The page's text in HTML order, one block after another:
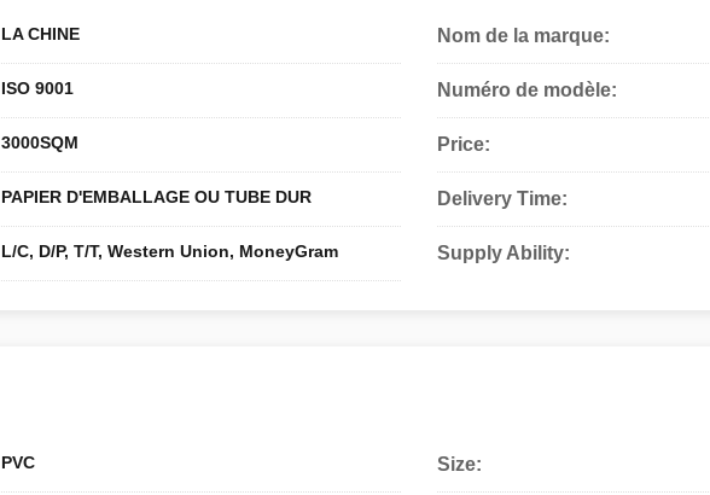
LA CHINE Nom de la marque:
ISO 9001 Numéro de modèle:
3000SQM Price:
PAPIER D'EMBALLAGE OU TUBE DUR Delivery Time:
L/C, D/P, T/T, Western Union, MoneyGram Supply Ability:
PVC Size: